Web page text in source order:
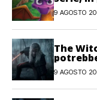
9 AGOSTO
The
9 AGOSTO